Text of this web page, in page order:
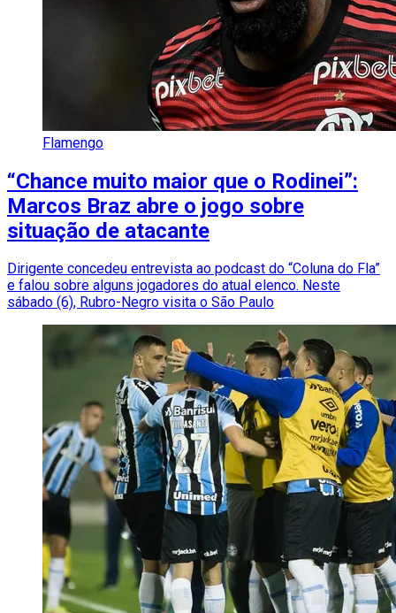
Flamengo
“Chance muito maior que o Rodinei”:
Marcos Braz abre o jogo sobre
situação de atacante
Dirigente concedeu entrevista ao podcast do “Coluna do Fla”
e falou sobre alguns jogadores do atual elenco. Neste
sábado (6), Rubro-Negro visita o São Paulo